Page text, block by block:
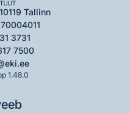
Tallinn
3731
7500
1.48.0